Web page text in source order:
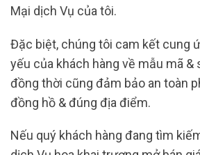
Mại dịch Vụ của tôi.
Đặc biệt, chúng tôi cam kết cung
yếu của khách hàng về mẫu mã &
đồng thời cũng đảm bảo an toàn
đồng hồ & đúng địa điểm.
Nếu quý khách hàng đang tìm